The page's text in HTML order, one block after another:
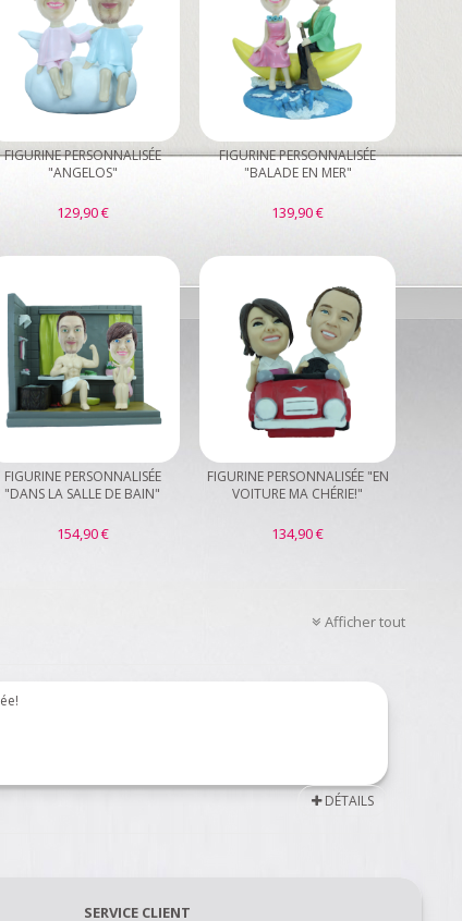
FIGURINE PERSONNALISÉE
"ANGELOS"
129,90 €
FIGURINE PERSONNALISÉE
"BALADE EN MER"
139,90 €
FIGURINE PERSONNALISÉE
"DANS LA SALLE DE BAIN"
154,90 €
FIGURINE PERSONNALISÉE "EN
VOITURE MA CHÉRIE!"
134,90 €
Afficher tout
DÉTAILS
SERVICE CLIENT